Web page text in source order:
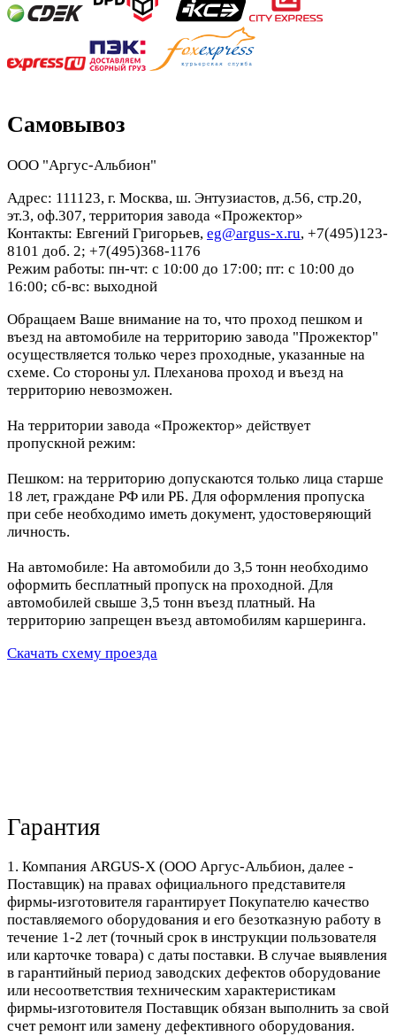
Самовывоз
ООО "Аргус-Альбион"
Адрес: 111123, г. Москва, ш. Энтузиастов, д.56, стр.20,
эт.3, оф.307, территория завода «Прожектор»
Контакты: Евгений Григорьев, eg@argus-x.ru, +7(495)123-
8101 доб. 2; +7(495)368-1176
Режим работы: пн-чт: с 10:00 до 17:00; пт: с 10:00 до
16:00; сб-вс: выходной
Обращаем Ваше внимание на то, что проход пешком и
въезд на автомобиле на территорию завода "Прожектор"
осуществляется только через проходные, указанные на
схеме. Со стороны ул. Плеханова проход и въезд на
территорию невозможен.
На территории завода «Прожектор» действует
пропускной режим:
Пешком: на территорию допускаются только лица старше
18 лет, граждане РФ или РБ. Для оформления пропуска
при себе необходимо иметь документ, удостоверяющий
личность.
На автомобиле: На автомобили до 3,5 тонн необходимо
оформить бесплатный пропуск на проходной. Для
автомобилей свыше 3,5 тонн въезд платный. На
территорию запрещен въезд автомобилям каршеринга.
Скачать схему проезда
Гарантия
1. Компания ARGUS-X (ООО Аргус-Альбион, далее -
Поставщик) на правах официального представителя
фирмы-изготовителя гарантирует Покупателю качество
поставляемого оборудования и его безотказную работу в
течение 1-2 лет (точный срок в инструкции пользователя
или карточке товара) с даты поставки. В случае выявления
в гарантийный период заводских дефектов оборудование
или несоответствия техническим характеристикам
фирмы-изготовителя Поставщик обязан выполнить за свой
счет ремонт или замену дефективного оборудования.